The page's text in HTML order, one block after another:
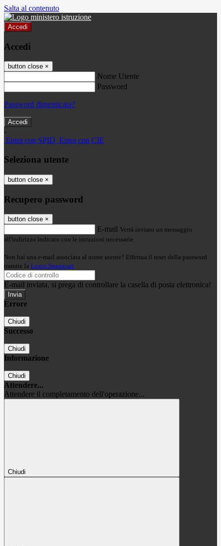
Salta al contenuto
Accedi
Accedi
button close ×
Nome Utente
Password
Password dimenticata?
-
Entra con SPID Entra con CIE
Seleziona utente
button close ×
Recupero password
button close ×
E-mail Verrà inviato un messaggio
all'indirizzo indicato con le istruzioni necessarie.
Non hai una e-mail associata al nome utente? Effettua il reset della password
tramite la Login Spaggiari
E-mail inviata, si prega di controllare la casella di posta elettronica!
Errore
Chiudi
Successo
Chiudi
Informazione
Chiudi
Attendere...
Attendere il completamento dell'operazione...
Chiudi